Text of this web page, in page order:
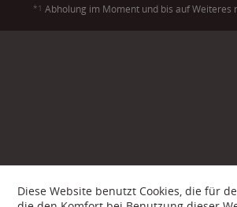
*1 Abholung im Moment und bis auf Weiteres
Diese Website benutzt Cookies, die für